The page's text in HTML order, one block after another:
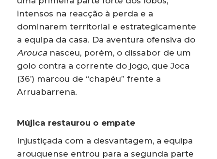
intensos na reacção à perda e a
dominarem territorial e estrategicamente
a equipa da casa. Da aventura ofensiva do
Arouca nasceu, porém, o dissabor de um
golo contra a corrente do jogo, que Joca
(36’) marcou de “chapéu” frente a
Arruabarrena.
Mújica restaurou o empate
Injustiçada com a desvantagem, a equipa
arouquense entrou para a segunda parte